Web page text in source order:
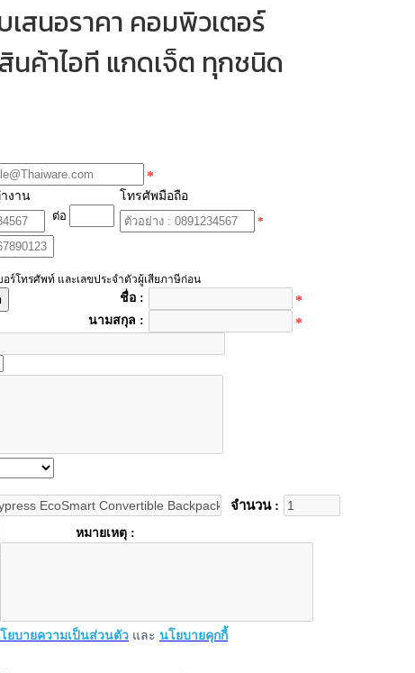
เสนอราคา คอมพิวเตอร์
นค้าไอที แกดเจ็ต ทุกชนิด
*
งาน
ต่อ
โทรศัพมือถือ
*
อร์โทรศัพท์ และเลขประจำตัวผู้เสียภาษีก่อน
ชื่อ : *
นามสกุล : *
จำนวน :
หมายเหตุ :
ยบายความเป็นส่วนตัว และ นโยบายคุกกี้